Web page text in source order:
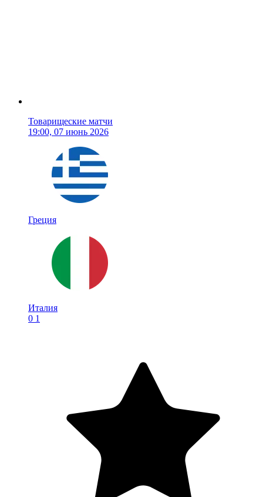
Товарищеские матчи
19:00, 07 июнь 2026
Греция
Италия
0 1